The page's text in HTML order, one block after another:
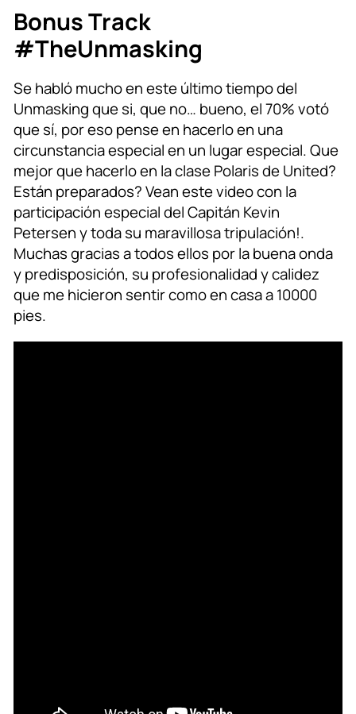
Bonus Track
#TheUnmasking
Se habló mucho en este último tiempo del
Unmasking que si, que no… bueno, el 70% votó
que sí, por eso pense en hacerlo en una
circunstancia especial en un lugar especial. Que
mejor que hacerlo en la clase Polaris de United?
Están preparados? Vean este video con la
participación especial del Capitán Kevin
Petersen y toda su maravillosa tripulación!.
Muchas gracias a todos ellos por la buena onda
y predisposición, su profesionalidad y calidez
que me hicieron sentir como en casa a 10000
pies.